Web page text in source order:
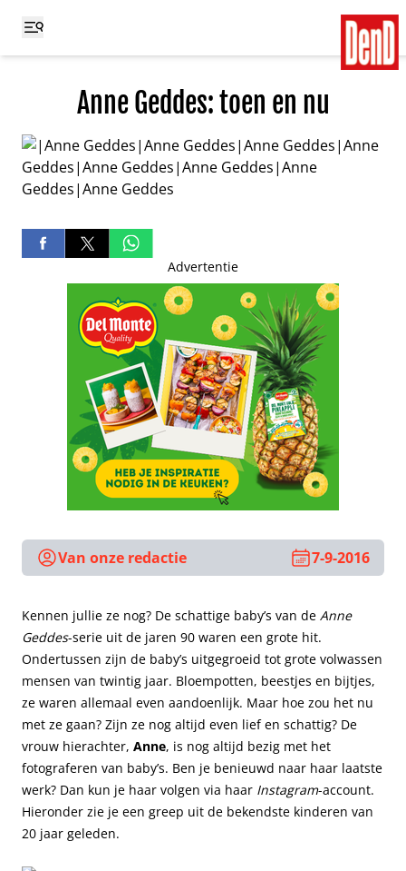
Anne Geddes: toen en nu
Advertentie
Van onze redactie 7-9-2016
Kennen jullie ze nog? De schattige baby’s van de Anne
Geddes-serie uit de jaren 90 waren een grote hit.
Ondertussen zijn de baby’s uitgegroeid tot grote volwassen
mensen van twintig jaar. Bloempotten, beestjes en bijtjes,
ze waren allemaal even aandoenlijk. Maar hoe zou het nu
met ze gaan? Zijn ze nog altijd even lief en schattig? De
vrouw hierachter, Anne, is nog altijd bezig met het
fotograferen van baby’s. Ben je benieuwd naar haar laatste
werk? Dan kun je haar volgen via haar Instagram-account.
Hieronder zie je een greep uit de bekendste kinderen van
20 jaar geleden.